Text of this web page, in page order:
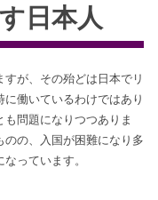
日本人
が、その殆どは日本でリ
働いているわけではあり
問題になりつつありま
の、入国が困難になり多
っています。